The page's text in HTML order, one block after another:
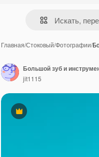
Главная/Стоковый/Фотографии/
Премиум
Большой зуб и
jit1115